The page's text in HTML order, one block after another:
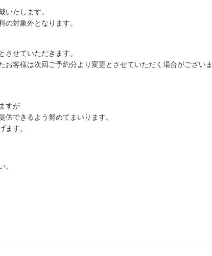
たします。
の対象外となります。
させていただきます。
お客様は次回ご予約分より変更とさせていただく場合がございま
すが
供できるよう努めてまいります。
ます。
。